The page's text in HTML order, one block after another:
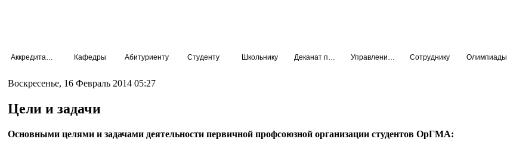
Кафедры Абитуриенту Студенту Школьнику Сотруднику Олимпиады
Воскресенье, 16 Февраль 2014 05:27
Цели и задачи
Основными целями и задачами деятельности первичной профсоюзной организации студентов ОрГМА: